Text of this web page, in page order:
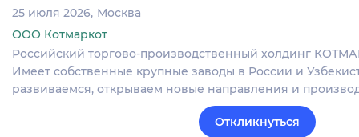
25 июля 2026 Москва
ООО Котмаркот
Российский торгово-производственный холдинг
Имеет собственные крупные заводы в России и
развиваемся, открываем новые направления и
Откликнуться